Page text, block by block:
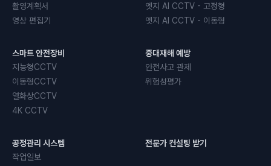
촬영계획서
영상 편집기
엣지 AI CCTV - 고정형
엣지 AI CCTV - 이동형
스마트 안전장비
지능형CCTV
이동형CCTV
열화상CCTV
4K CCTV
중대재해 예방
안전사고 관제
위험성평가
공정관리 시스템
작업일보
전문가 컨설팅 받기